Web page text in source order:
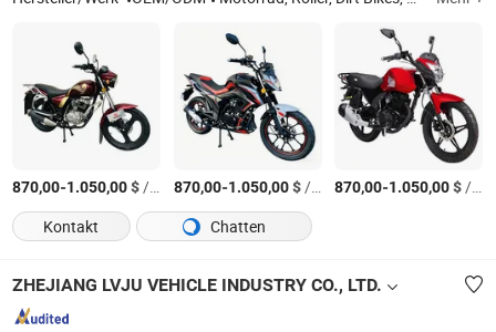
870,00-1.050,00$/Stück 870,00-1.050,00$/Stück 870,00-1.050,00$/Stück
Kontakt
Chatten
ZHEJIANG LVJU VEHICLE INDUSTRY CO., LTD.